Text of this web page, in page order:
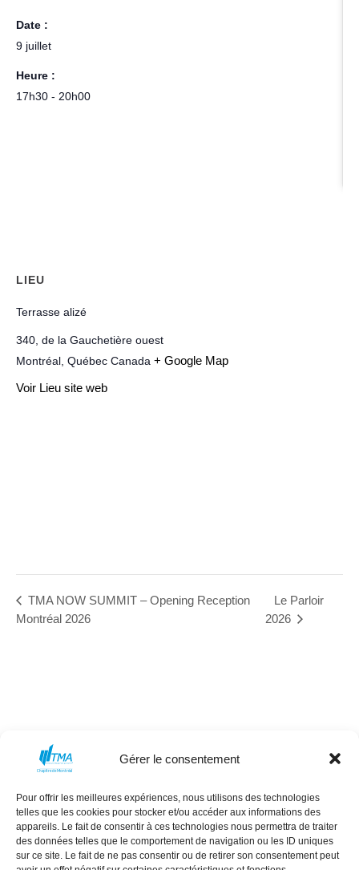
Gérer le consentement
Pour offrir les meilleures expériences, nous utilisons des technologies
telles que les cookies pour stocker et/ou accéder aux informations des
appareils. Le fait de consentir à ces technologies nous permettra de traiter
des données telles que le comportement de navigation ou les ID uniques
sur ce site. Le fait de ne pas consentir ou de retirer son consentement peut
Date :
9 juillet
Heure :
17h30 - 20h00
LIEU
Terrasse alizé
340, de la Gauchetière ouest
Montréal Québec Canada + Google Map
Voir Lieu site web
TMA NOW SUMMIT – Opening Reception
Montréal 2026
Le Parloir
2026
MISSION CONSEIL D’ADMINISTRATION
COMMANDITAIRES ÉVÈNEMENTS
NEXT GEN RÉSEAU DES FEMMES